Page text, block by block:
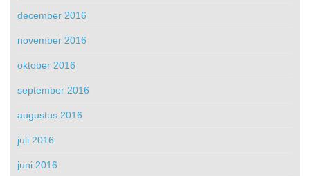
december 2016
november 2016
oktober 2016
september 2016
augustus 2016
juli 2016
juni 2016